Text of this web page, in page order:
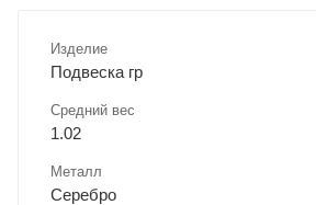
Изделие
Подвеска гр
Средний вес
1.02
Металл
Серебро